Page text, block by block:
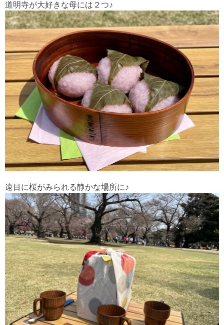
道明寺が大好きな母には２つ♪
遠目に桜がみられる静かな場所に♪